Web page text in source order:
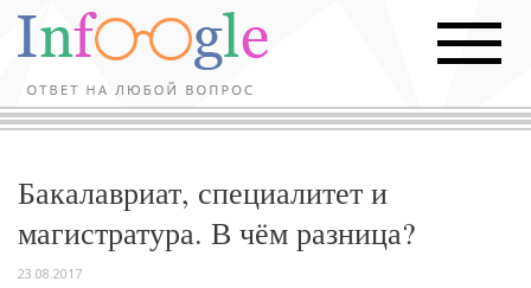
Бакалавриат, специалитет и
магистратура. В чём разница?
23.08.2017